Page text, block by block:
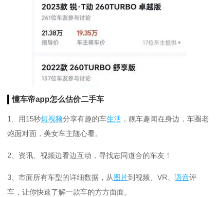
懂车帝app怎么估价二手车
1、用15秒短视频分享有趣的车生活 ，靓车趣闻在身边，车圈老
炮面对面，美女车主随心看。
2、资讯、视频边看边互动，寻找志同道合的车友！
3、市面所有车型的详细数据，从图片到视频、VR、 语音评
车，让你快速了解一款车的方方面面。